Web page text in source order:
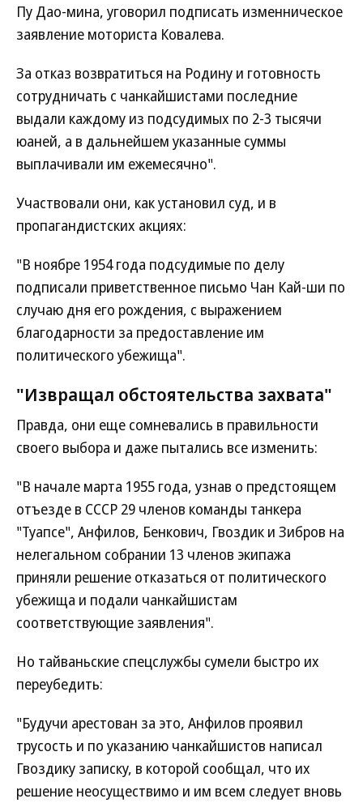
Пу Дао-мина, уговорил подписать изменническое
заявление моториста Ковалева.
За отказ возвратиться на Родину и готовность
сотрудничать с чанкайшистами последние
выдали каждому из подсудимых по 2-3 тысячи
юаней, а в дальнейшем указанные суммы
выплачивали им ежемесячно".
Участвовали они, как установил суд, и в
пропагандистских акциях:
"В ноябре 1954 года подсудимые по делу
подписали приветственное письмо Чан Кай-ши по
случаю дня его рождения, с выражением
благодарности за предоставление им
политического убежища".
"Извращал обстоятельства захвата"
Правда, они еще сомневались в правильности
своего выбора и даже пытались все изменить:
"В начале марта 1955 года, узнав о предстоящем
отъезде в СССР 29 членов команды танкера
"Туапсе", Анфилов, Бенкович, Гвоздик и Зибров на
нелегальном собрании 13 членов экипажа
приняли решение отказаться от политического
убежища и подали чанкайшистам
соответствующие заявления".
Но тайваньские спецслужбы сумели быстро их
переубедить:
"Будучи арестован за это, Анфилов проявил
трусость и по указанию чанкайшистов написал
Гвоздику записку, в которой сообщал, что их
решение неосуществимо и им всем следует вновь